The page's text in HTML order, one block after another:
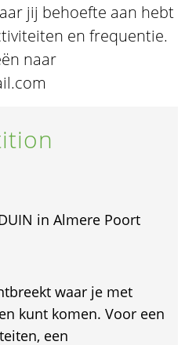
jij behoefte aan hebt
en frequentie.
naar
in Almere Poort
waar je met
kunt komen. Voor een
een